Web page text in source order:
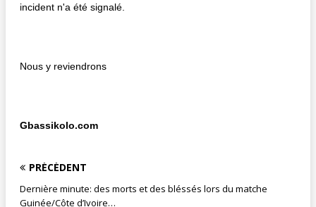
incident n'a été signalé.
Nous y reviendrons
Gbassikolo.com
PRÉCÉDENT
Dernière minute: des morts et des bléssés lors du matche
Guinée/Côte d’Ivoire…